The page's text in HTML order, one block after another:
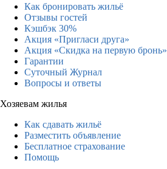
Как бронировать жильё
Отзывы гостей
Кэшбэк 30%
Акция «Пригласи друга»
Акция «Скидка на первую бронь»
Гарантии
Суточный Журнал
Вопросы и ответы
Хозяевам жилья
Как сдавать жильё
Разместить объявление
Бесплатное страхование
Помощь